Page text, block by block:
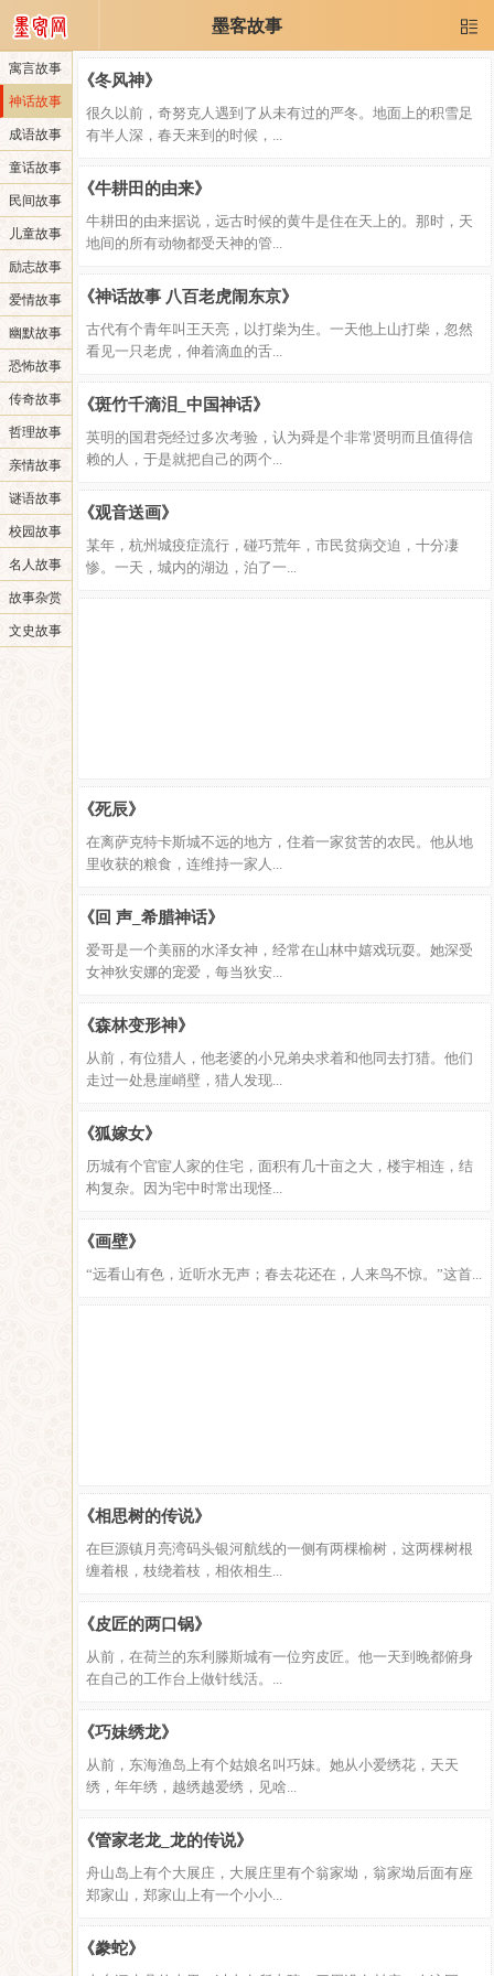
墨客故事 
寓言故事
神话故事
成语故事
童话故事
民间故事
儿童故事
励志故事
爱情故事
幽默故事
恐怖故事
传奇故事
哲理故事
亲情故事
谜语故事
校园故事
名人故事
故事杂赏
文史故事
《冬风神》
很久以前，奇努克人遇到了从未有过的严冬。地面上的积雪足
有半人深，春天来到的时候，...
《牛耕田的由来》
牛耕田的由来据说，远古时候的黄牛是住在天上的。那时，天
地间的所有动物都受天神的管...
《神话故事 八百老虎闹东京》
古代有个青年叫王天亮，以打柴为生。一天他上山打柴，忽然
看见一只老虎，伸着滴血的舌...
《斑竹千滴泪_中国神话》
英明的国君尧经过多次考验，认为舜是个非常贤明而且值得信
赖的人，于是就把自己的两个...
《观音送画》
某年，杭州城疫症流行，碰巧荒年，市民贫病交迫，十分凄
惨。一天，城内的湖边，泊了一...
《死辰》
在离萨克特卡斯城不远的地方，住着一家贫苦的农民。他从地
里收获的粮食，连维持一家人...
《回 声_希腊神话》
爱哥是一个美丽的水泽女神，经常在山林中嬉戏玩耍。她深受
女神狄安娜的宠爱，每当狄安...
《森林变形神》
从前，有位猎人，他老婆的小兄弟央求着和他同去打猎。他们
走过一处悬崖峭壁，猎人发现...
《狐嫁女》
历城有个官宦人家的住宅，面积有几十亩之大，楼宇相连，结
构复杂。因为宅中时常出现怪...
《画壁》
“远看山有色，近听水无声；春去花还在，人来鸟不惊。”这首...
《相思树的传说》
在巨源镇月亮湾码头银河航线的一侧有两棵榆树，这两棵树根
缠着根，枝绕着枝，相依相生...
《皮匠的两口锅》
从前，在荷兰的东利滕斯城有一位穷皮匠。他一天到晚都俯身
在自己的工作台上做针线活。...
《巧妹绣龙》
从前，东海渔岛上有个姑娘名叫巧妹。她从小爱绣花，天天
绣，年年绣，越绣越爱绣，见啥...
《管家老龙_龙的传说》
舟山岛上有个大展庄，大展庄里有个翁家坳，翁家坳后面有座
郑家山，郑家山上有一个小小...
《豢蛇》